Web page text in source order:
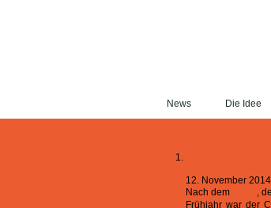
News Die Idee
12. November
Nach dem
,
Frühjahr war der